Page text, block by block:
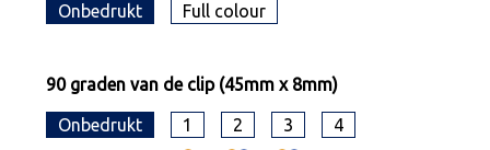
Onbedrukt Full colour
90 graden van de clip (45mm x 8mm)
Onbedrukt 1 2 3 4